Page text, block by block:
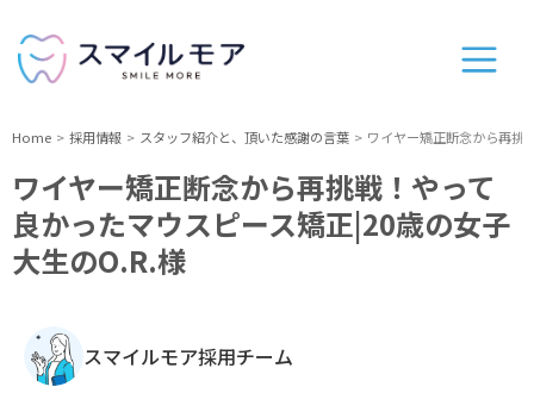
Home 採用情報 スタッフ紹介と、頂いた感謝の言葉 ワイヤー矯正断念から再挑
ワイヤー矯正断念から再挑戦！やって
良かったマウスピース矯正|20歳の女子
大生のO.R.様
スマイルモア採用チーム